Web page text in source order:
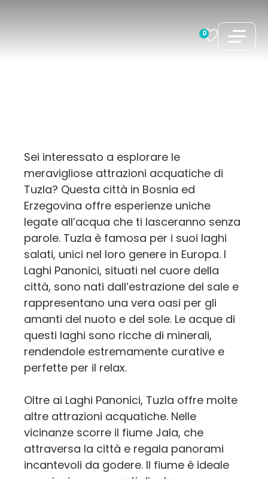
0
Sei interessato a esplorare le
meravigliose attrazioni acquatiche di
Tuzla? Questa città in Bosnia ed
Erzegovina offre esperienze uniche
legate all’acqua che ti lasceranno senza
parole. Tuzla è famosa per i suoi laghi
salati, unici nel loro genere in Europa. I
Laghi Panonici, situati nel cuore della
città, sono nati dall’estrazione del sale e
rappresentano una vera oasi per gli
amanti del nuoto e del sole. Le acque di
questi laghi sono ricche di minerali,
rendendole estremamente curative e
perfette per il relax.
Oltre ai Laghi Panonici, Tuzla offre molte
altre attrazioni acquatiche. Nelle
vicinanze scorre il fiume Jala, che
attraversa la città e regala panorami
incantevoli da godere. Il fiume è ideale